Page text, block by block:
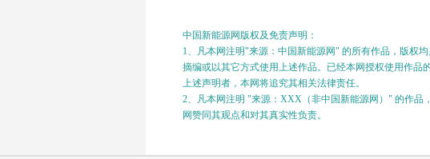
中国新能源网版权及免责声明：
1、凡本网注明"来源：中国新能源网" 的所有作品，版权
摘编或以其它方式使用上述作品。已经本网授权使用作品
上述声明者，本网将追究其相关法律责任。
2、凡本网注明 "来源：XXX（非中国新能源网）" 的作品
网赞同其观点和对其真实性负责。